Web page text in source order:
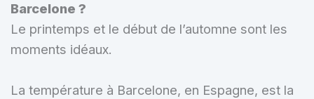
Barcelone ?
Le printemps et le début de l’automne sont les
moments idéaux.
La température à Barcelone, en Espagne, est la